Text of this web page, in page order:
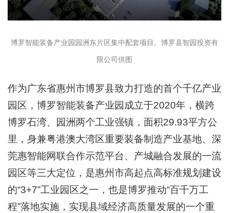
博罗智能装备产业园园洲东片区集中配套项目。博罗县智园投资有
限公司供图
作为广东省惠州市博罗县致力打造的首个千亿产业
园区，博罗智能装备产业园成立于2020年，横跨
博罗石湾、园洲两个工业强镇，面积29.93平方公
里，身兼粤港澳大湾区重要装备制造产业基地、深
莞惠智能网联合作示范平台、产城融合发展的一流
园区等三大定位，是惠州市高起点高标准规划建设
的“3+7”工业园区之一，也是博罗推动“百千万工
程”落地实施，实现县域经济高质量发展的一个重